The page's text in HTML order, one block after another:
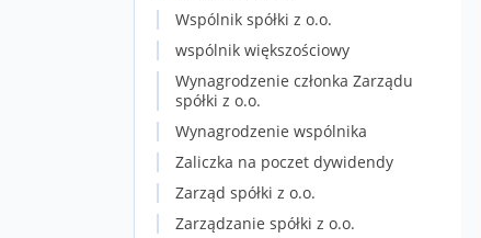
Wspólnik spółki z o.o.
wspólnik większościowy
Wynagrodzenie członka Zarządu
spółki z o.o.
Wynagrodzenie wspólnika
Zaliczka na poczet dywidendy
Zarząd spółki z o.o.
Zarządzanie spółki z o.o.